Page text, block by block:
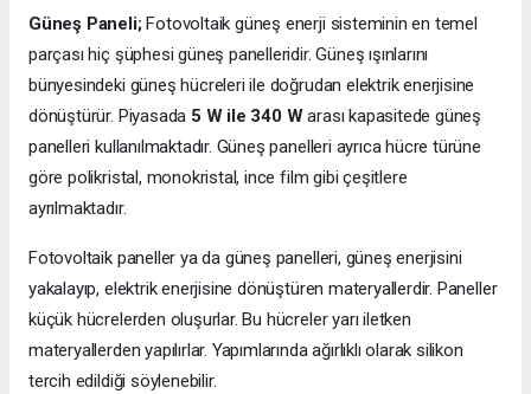
Güneş Paneli;Fotovoltaik güneş enerji sisteminin en temel
parçası hiç şüphesi güneş panelleridir. Güneş ışınlarını
bünyesindeki güneş hücreleri ile doğrudan elektrik enerjisine
dönüştürür. Piyasada 5 W ile 340 Warası kapasitede güneş
panelleri kullanılmaktadır. Güneş panelleri ayrıca hücre türüne
göre polikristal, monokristal, ince film gibi çeşitlere
ayrılmaktadır.
Fotovoltaik paneller ya da güneş panelleri, güneş enerjisini
yakalayıp, elektrik enerjisine dönüştüren materyallerdir. Paneller
küçük hücrelerden oluşurlar. Bu hücreler yarı iletken
materyallerden yapılırlar. Yapımlarında ağırlıklı olarak silikon
tercih edildiği söylenebilir.